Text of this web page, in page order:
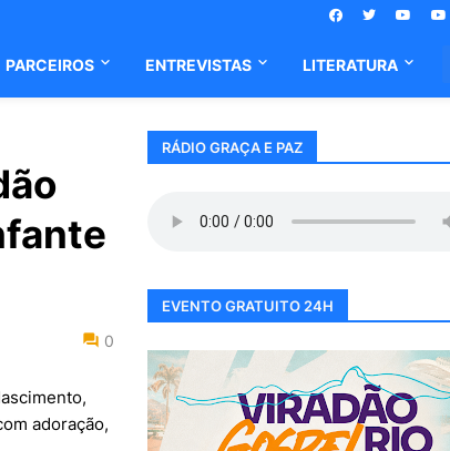
PARCEIROS ENTREVISTAS LITERATURA
0
adoração,
RÁDIO GRAÇA E PAZ
EVENTO GRATUITO 24H